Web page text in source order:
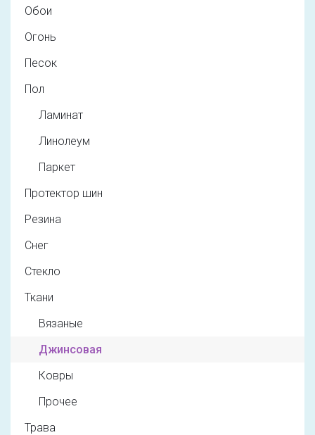
Обои
Огонь
Песок
Пол
Ламинат
Линолеум
Паркет
Протектор шин
Резина
Снег
Стекло
Ткани
Вязаные
Джинсовая
Ковры
Прочее
Трава